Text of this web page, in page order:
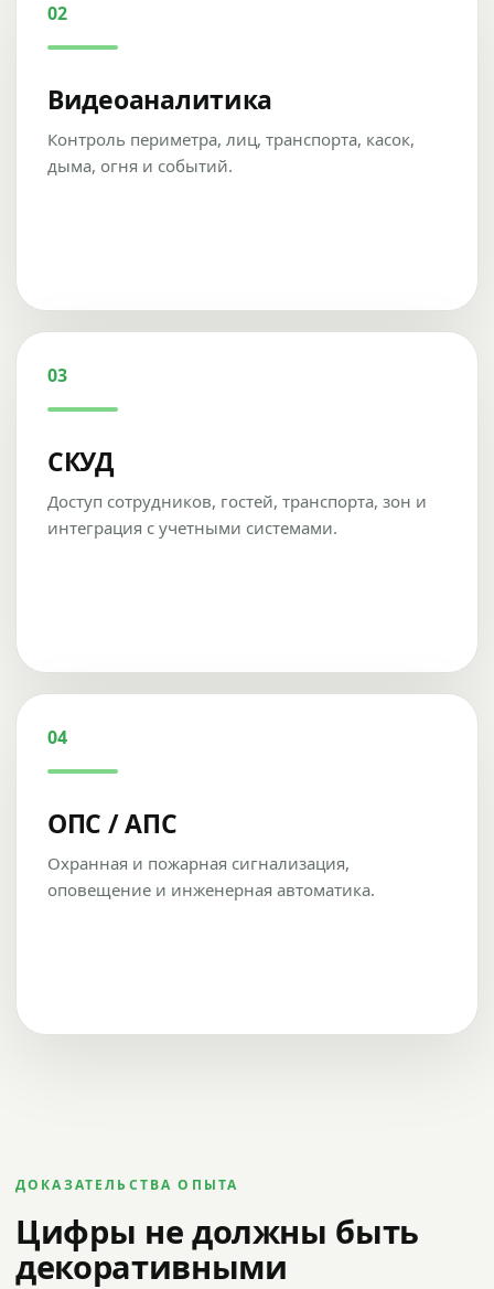
02
Видеоаналитика
Контроль периметра, лиц, транспорта, касок,
дыма, огня и событий.
03
СКУД
Доступ сотрудников, гостей, транспорта, зон и
интеграция с учетными системами.
04
ОПС / АПС
Охранная и пожарная сигнализация,
оповещение и инженерная автоматика.
ДОКАЗАТЕЛЬСТВА ОПЫТА
Цифры не должны быть
декоративными